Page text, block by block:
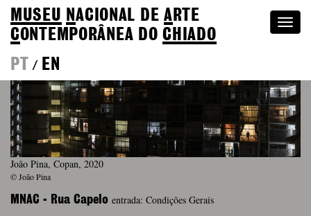
MUSEU NACIONAL DEA RTE
CONTEMPORÂNEA DOCHIADO
PT
/ EN
João Pina, Copan, 2020
© João Pina
MNAC - Rua Capelo entrada: Condições Gerais